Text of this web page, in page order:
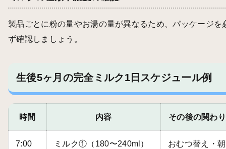
製品ごとに粉の量やお湯の量が異なるため、パッケージを
ず確認しましょう。
生後5ヶ月の完全ミルク1日スケジュール例
時間 内容 その後の関わり
7:00 ミルク①（180〜240ml）
おむつ替え・朝